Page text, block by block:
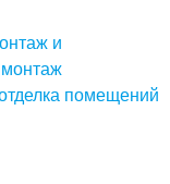
и
монтаж
помещений